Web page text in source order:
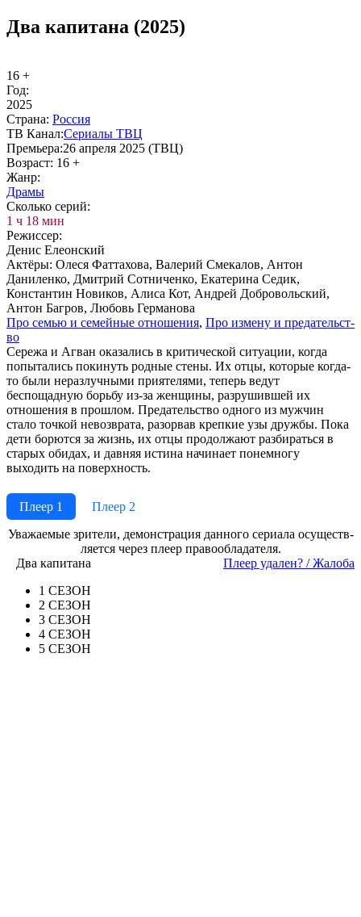
Два капитана (2025)
16 +
Год:
2025
Стра­на: Рос­сия
ТВ Ка­нал:Сериалы ТВЦ
Пре­мье­ра:26 апреля 2025 (ТВЦ)
Воз­раст: 16 +
Жанр:
Дра­мы
Сколь­ко се­рий:
1 ч 18 мин
Ре­жис­сер:
Денис Елеонский
Ак­тё­ры: Олеся Фаттахова, Валерий Смекалов, Антон
Даниленко, Дмитрий Сотниченко, Екатерина Седик,
Константин Новиков, Алиса Кот, Андрей Добровольский,
Антон Багров, Любовь Германова
Про се­мью и се­мей­ные от­но­ше­ния, Про из­ме­ну и пре­да­тель­ст­
во
Сережа и Агван оказались в критической ситуации, когда
попытались покинуть родные стены. Их отцы, которые когда-
то были неразлучными приятелями, теперь ведут
беспощадную борьбу из-за женщины, разрушившей их
отношения в прошлом. Предательство одного из мужчин
стало точкой невозврата, разорвав крепкие узы дружбы. Пока
дети борются за жизнь, их отцы продолжают разбираться в
старых обидах, и давняя истина начинает понемногу
выходить на поверхность.
Плеер 1
Плеер 2
Ува­жае­мые зри­те­ли, де­мон­ст­ра­ция дан­но­го се­риа­ла осу­ще­ст­в­
ля­ет­ся че­рез пле­ер пра­во­об­ла­да­те­ля.
Два капитана
Пле­ер уда­лен? / Жа­ло­ба
1 СЕЗОН
2 СЕЗОН
3 СЕЗОН
4 СЕЗОН
5 СЕЗОН